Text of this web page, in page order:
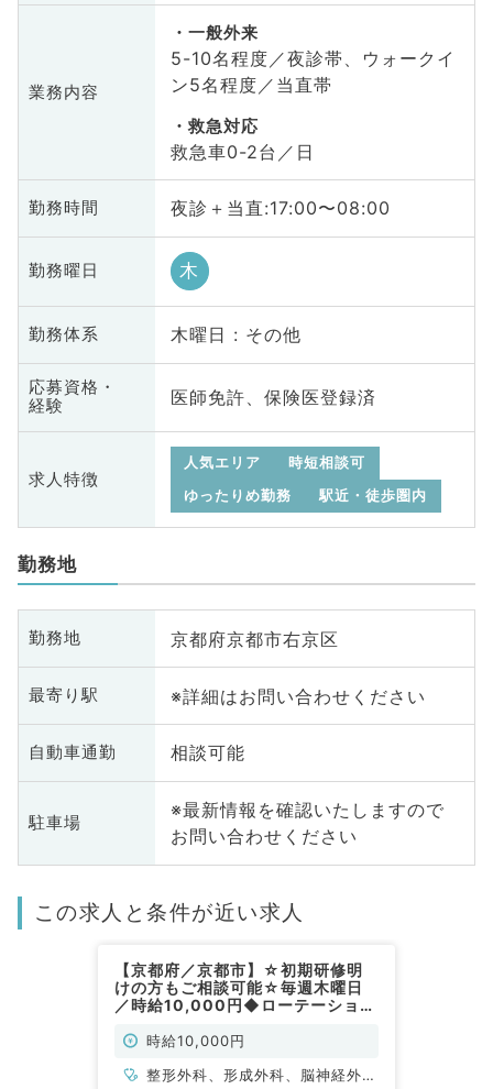
業務内容
一般外来
5-10名程度／夜診帯、ウォークイ
ン5名程度／当直帯
救急対応
救急車0-2台／日
勤務時間 夜診＋当直:17:00〜08:00
勤務曜日 木
勤務体系 木曜日 : その他
応募資格・
経験
医師免許、保険医登録済
求人特徴
人気エリア
時短相談可
ゆったりめ勤務
駅近・徒歩圏内
勤務地
勤務地 京都府京都市右京区
最寄り駅 ※詳細はお問い合わせください
自動車通勤 相談可能
駐車場
※最新情報を確認いたしますので
お問い合わせください
この求人と条件が近い求人
【京都府／京都市】☆初期研修明
けの方もご相談可能☆毎週木曜日
／時給10,000円◆ローテーション
です（外科系／非常勤）
時給10,000円
整形外科、形成外科、脳神経外